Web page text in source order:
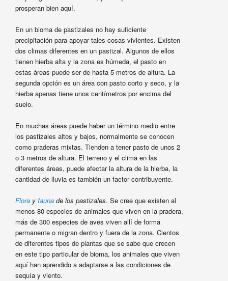
prosperan bien aquí.
En un bioma de pastizales no hay suficiente
precipitación para apoyar tales cosas vivientes. Existen
dos climas diferentes en un pastizal. Algunos de ellos
tienen hierba alta y la zona es húmeda, el pasto en
estas áreas puede ser de hasta 5 metros de altura. La
segunda opción es un área con pasto corto y seco, y la
hierba apenas tiene unos centímetros por encima del
suelo.
En muchas áreas puede haber un término medio entre
los pastizales altos y bajos, normalmente se conocen
como praderas mixtas. Tienden a tener pasto de unos 2
o 3 metros de altura. El terreno y el clima en las
diferentes áreas, puede afectar la altura de la hierba, la
cantidad de lluvia es también un factor contribuyente.
Floray faunade los pastizales. Se cree que existen al
menos 80 especies de animales que viven en la pradera,
más de 300 especies de aves viven allí de forma
permanente o migran dentro y fuera de la zona. Cientos
de diferentes tipos de plantas que se sabe que crecen
en este tipo particular de bioma, los animales que viven
aquí han aprendido a adaptarse a las condiciones de
sequía y viento.